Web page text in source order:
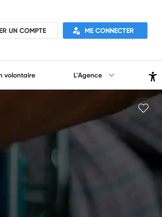
UN COMPTE ME CONNECTER
volontaire L'Agence